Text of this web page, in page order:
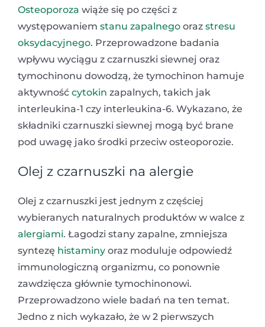
Osteoporoza wiąże się po części z
występowaniem stanu zapalnego oraz stresu
oksydacyjnego. Przeprowadzone badania
wpływu wyciągu z czarnuszki siewnej oraz
tymochinonu dowodzą, że tymochinon hamuje
aktywność cytokin zapalnych, takich jak
interleukina-1 czy interleukina-6. Wykazano, że
składniki czarnuszki siewnej mogą być brane
pod uwagę jako środki przeciw osteoporozie.
Olej z czarnuszki na alergie
Olej z czarnuszki jest jednym z częściej
wybieranych naturalnych produktów w walce z
alergiami. Łagodzi stany zapalne, zmniejsza
syntezę histaminy oraz moduluje odpowiedź
immunologiczną organizmu, co ponownie
zawdzięcza głównie tymochinonowi.
Przeprowadzono wiele badań na ten temat.
Jedno z nich wykazało, że w 2 pierwszych